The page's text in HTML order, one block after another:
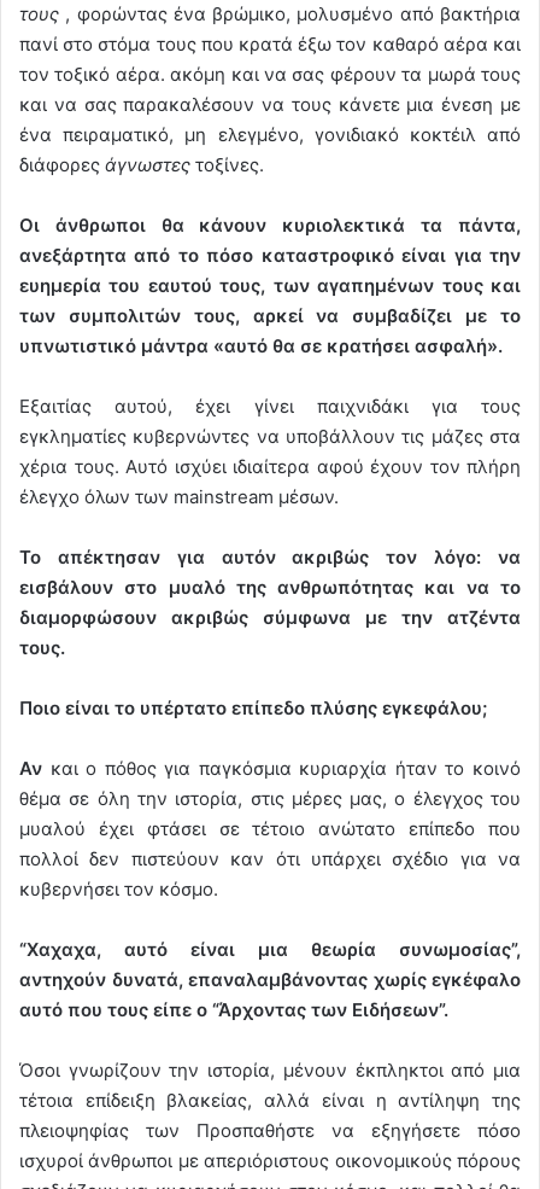
τους , φορώντας ένα βρώμικο, μολυσμένο από βακτήρια
πανί στο στόμα τους που κρατά έξω τον καθαρό αέρα και
τον τοξικό αέρα. ακόμη και να σας φέρουν τα μωρά τους
και να σας παρακαλέσουν να τους κάνετε μια ένεση με
ένα πειραματικό, μη ελεγμένο, γονιδιακό κοκτέιλ από
διάφορες άγνωστες τοξίνες.
Οι άνθρωποι θα κάνουν κυριολεκτικά τα πάντα,
ανεξάρτητα από το πόσο καταστροφικό είναι για την
ευημερία του εαυτού τους, των αγαπημένων τους και
των συμπολιτών τους, αρκεί να συμβαδίζει με το
υπνωτιστικό μάντρα «αυτό θα σε κρατήσει ασφαλή».
Εξαιτίας αυτού, έχει γίνει παιχνιδάκι για τους
εγκληματίες κυβερνώντες να υποβάλλουν τις μάζες στα
χέρια τους. Αυτό ισχύει ιδιαίτερα αφού έχουν τον πλήρη
έλεγχο όλων των mainstream μέσων.
Το απέκτησαν για αυτόν ακριβώς τον λόγο: να
εισβάλουν στο μυαλό της ανθρωπότητας και να το
διαμορφώσουν ακριβώς σύμφωνα με την ατζέντα
τους.
Ποιο είναι το υπέρτατο επίπεδο πλύσης εγκεφάλου;
Αν και ο πόθος για παγκόσμια κυριαρχία ήταν το κοινό
θέμα σε όλη την ιστορία, στις μέρες μας, ο έλεγχος του
μυαλού έχει φτάσει σε τέτοιο ανώτατο επίπεδο που
πολλοί δεν πιστεύουν καν ότι υπάρχει σχέδιο για να
κυβερνήσει τον κόσμο.
“Χαχαχα, αυτό είναι μια θεωρία συνωμοσίας”,
αντηχούν δυνατά, επαναλαμβάνοντας χωρίς εγκέφαλο
αυτό που τους είπε ο “Άρχοντας των Ειδήσεων”.
Όσοι γνωρίζουν την ιστορία, μένουν έκπληκτοι από μια
τέτοια επίδειξη βλακείας, αλλά είναι η αντίληψη της
πλειοψηφίας των Προσπαθήστε να εξηγήσετε πόσο
ισχυροί άνθρωποι με απεριόριστους οικονομικούς πόρους